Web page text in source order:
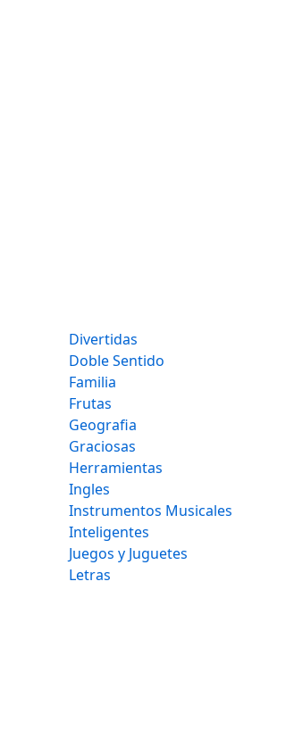
Divertidas
Doble Sentido
Familia
Frutas
Geografia
Graciosas
Herramientas
Ingles
Instrumentos Musicales
Inteligentes
Juegos y Juguetes
Letras